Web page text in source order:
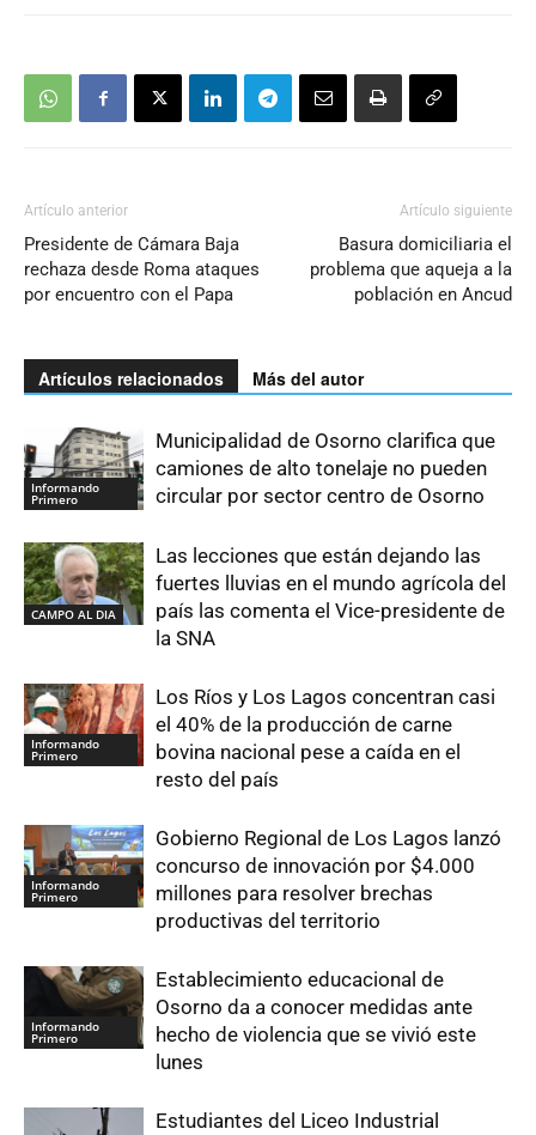
Artículo anterior
Presidente de Cámara Baja
rechaza desde Roma ataques
por encuentro con el Papa
Artículo siguiente
Basura domiciliaria el
problema que aqueja a la
población en Ancud
Artículos relacionados Más del autor
Informando
Primero
Municipalidad de Osorno clarifica que
camiones de alto tonelaje no pueden
circular por sector centro de Osorno
CAMPO AL DIA
Las lecciones que están dejando las
fuertes lluvias en el mundo agrícola del
país las comenta el Vice-presidente de
la SNA
Informando
Primero
Los Ríos y Los Lagos concentran casi
el 40% de la producción de carne
bovina nacional pese a caída en el
resto del país
Informando
Primero
Gobierno Regional de Los Lagos lanzó
concurso de innovación por $4.000
millones para resolver brechas
productivas del territorio
Informando
Primero
Establecimiento educacional de
Osorno da a conocer medidas ante
hecho de violencia que se vivió este
lunes
Estudiantes del Liceo Industrial